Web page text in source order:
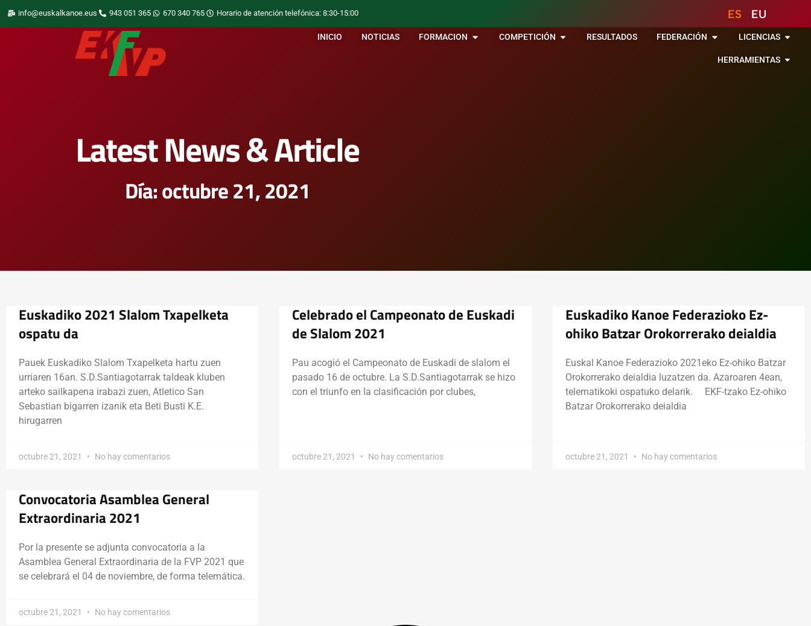
info@euskalkanoe.eus 943 051 365 670 340 765 Horario de atención telefónica: 8:30-15:00 ES EU
INICIO NOTICIAS FORMACION COMPETICIÓN RESULTADOS FEDERACIÓN LICENCIAS
HERRAMIENTAS
Latest News & Article
Día: octubre 21, 2021
Euskadiko 2021 Slalom Txapelketa
ospatu da
Pauek Euskadiko Slalom Txapelketa hartu zuen
urriaren 16an. S.D.Santiagotarrak taldeak kluben
arteko sailkapena irabazi zuen, Atletico San
Sebastian bigarren izanik eta Beti Busti K.E.
hirugarren
octubre 21, 2021 No hay comentarios
Celebrado el Campeonato de Euskadi
de Slalom 2021
Pau acogió el Campeonato de Euskadi de slalom el
pasado 16 de octubre. La S.D.Santiagotarrak se hizo
con el triunfo en la clasificación por clubes,
octubre 21, 2021 No hay comentarios
Euskadiko Kanoe Federazioko Ez-
ohiko Batzar Orokorrerako deialdia
Euskal Kanoe Federazioko 2021eko Ez-ohiko Batzar
Orokorrerako deialdia luzatzen da. Azaroaren 4ean,
telematikoki ospatuko delarik. EKF-tzako Ez-ohiko
Batzar Orokorrerako deialdia
octubre 21, 2021 No hay comentarios
Convocatoria Asamblea General
Extraordinaria 2021
Por la presente se adjunta convocatoria a la
Asamblea General Extraordinaria de la FVP 2021 que
se celebrará el 04 de noviembre, de forma telemática.
octubre 21, 2021 No hay comentarios